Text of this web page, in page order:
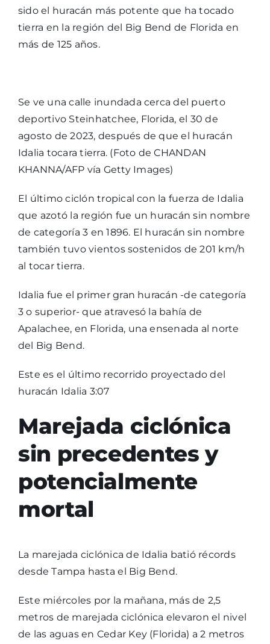
sido el huracán más potente que ha tocado
tierra en la región del Big Bend de Florida en
más de 125 años.
Se ve una calle inundada cerca del puerto
deportivo Steinhatchee, Florida, el 30 de
agosto de 2023, después de que el huracán
Idalia tocara tierra. (Foto de CHANDAN
KHANNA/AFP vía Getty Images)
El último ciclón tropical con la fuerza de Idalia
que azotó la región fue un huracán sin nombre
de categoría 3 en 1896. El huracán sin nombre
también tuvo vientos sostenidos de 201 km/h
al tocar tierra.
Idalia fue el primer gran huracán -de categoría
3 o superior- que atravesó la bahía de
Apalachee, en Florida, una ensenada al norte
del Big Bend.
Este es el último recorrido proyectado del
huracán Idalia 3:07
Marejada ciclónica
sin precedentes y
potencialmente
mortal
La marejada ciclónica de Idalia batió récords
desde Tampa hasta el Big Bend.
Este miércoles por la mañana, más de 2,5
metros de marejada ciclónica elevaron el nivel
de las aguas en Cedar Key (Florida) a 2 metros